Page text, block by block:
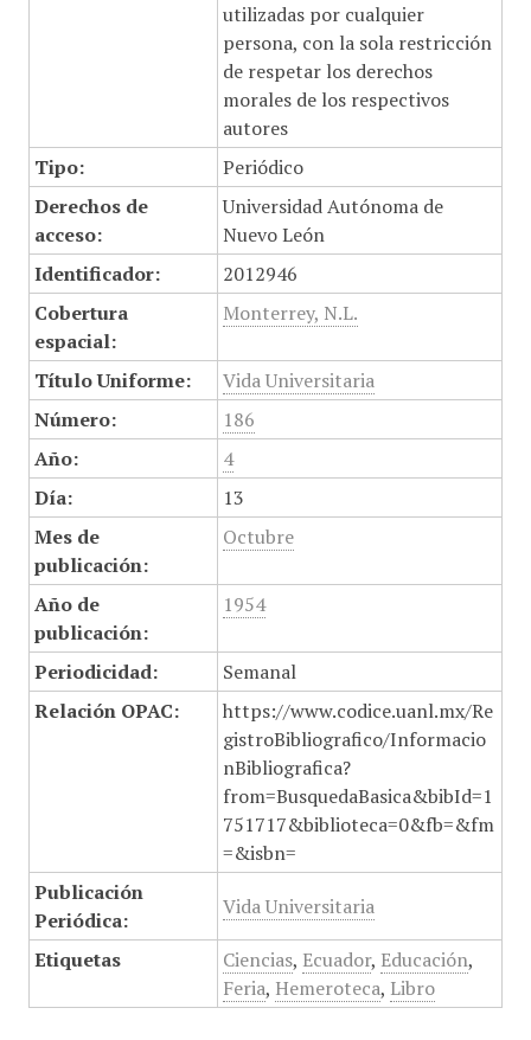
utilizadas por cualquier
persona, con la sola restricción
de respetar los derechos
morales de los respectivos
autores
Tipo:
Periódico
Derechos de
acceso:
Universidad Autónoma de
Nuevo León
Identificador:
2012946
Cobertura
espacial:
Monterrey, N.L.
Título Uniforme:
Vida Universitaria
Número:
186
Año:
4
Día:
13
Mes de
publicación:
Octubre
Año de
publicación:
1954
Periodicidad:
Semanal
Relación OPAC:
https://www.codice.uanl.mx/Re
gistroBibliografico/Informacio
nBibliografica?
from=BusquedaBasica&bibId=1
751717&biblioteca=0&fb=&fm
=&isbn=
Publicación
Periódica:
Vida Universitaria
Etiquetas Ciencias, Ecuador, Educación,
Feria, Hemeroteca, Libro